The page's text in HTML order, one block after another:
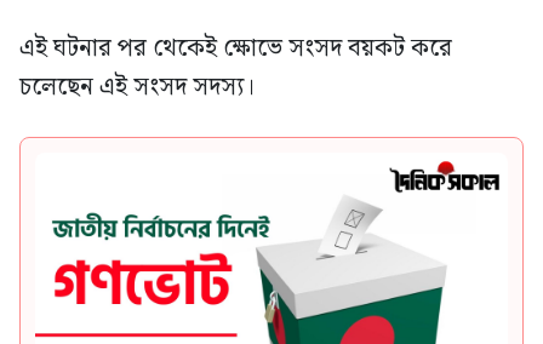
এই ঘটনার পর থেকেই ক্ষোভে সংসদ বয়কট করে
চলেছেন এই সংসদ সদস্য।